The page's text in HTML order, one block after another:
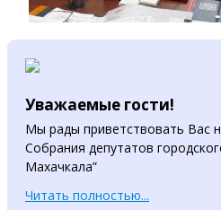
Уважаемые гости!
Мы рады приветствовать Вас
Собрания депутатов
Махачкала”
Читать полностью...